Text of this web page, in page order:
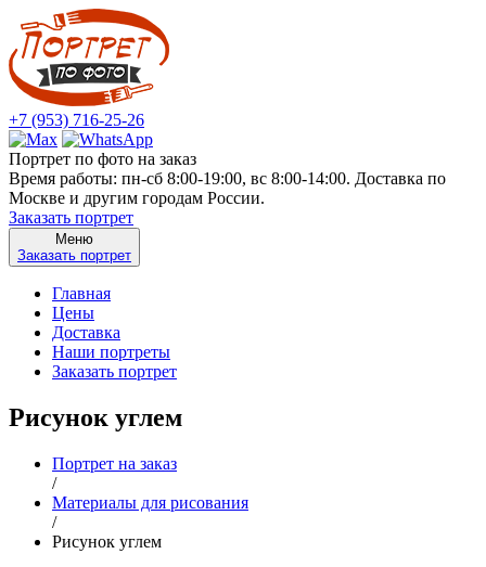
+7 (953) 716-25-26
Портрет по фото на заказ
Время работы: пн-сб 8:00-19:00, вс 8:00-14:00. Доставка по
Москве и другим городам России.
Заказать портрет
Меню
Заказать портрет
Главная
Цены
Доставка
Наши портреты
Заказать портрет
Рисунок углем
Портрет на заказ
/
Материалы для рисования
/
Рисунок углем